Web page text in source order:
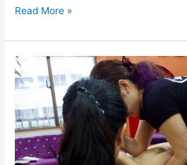
Read More »
モ
ダ
リ
ン
パ
ド